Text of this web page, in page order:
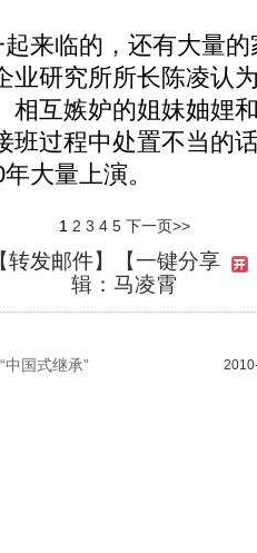
来临的，还有大量的
研究所所长陈凌认
相互嫉妒的姐妹妯娌
过程中处置不当的
大量上演。
1 2 3 4 5 下一页>>
转发邮件】
【一键分享
辑：马凌霄
国式继承”